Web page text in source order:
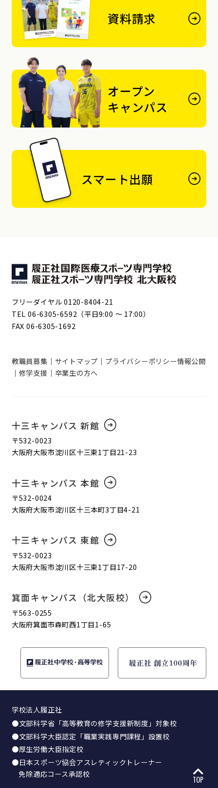
資料請求
オープン
キャンパス
スマート出願
フリーダイヤル 0120-8404-21
TEL 06-6305-6592（平日9:00 ～ 17:00）
FAX 06-6305-1692
教職員募集 サイトマップ プライバシーポリシー情報公開
修学支援
卒業生の方へ
十三キャンパス 新館
〒532-0023
大阪府大阪市淀川区十三東1丁目21-23
十三キャンパス 本館
〒532-0024
大阪府大阪市淀川区十三本町3丁目4-21
十三キャンパス 東館
〒532-0023
大阪府大阪市淀川区十三東1丁目17-20
箕面キャンパス（北大阪校）
〒563-0255
大阪府箕面市森町西1丁目1-65
学校法人履正社
●文部科学省「高等教育の修学支援新制度」対象校
●文部科学大臣認定「職業実践専門課程」設置校
●厚生労働大臣指定校
●日本スポーツ協会アスレティックトレーナー
免除適応コース承認校
TOP